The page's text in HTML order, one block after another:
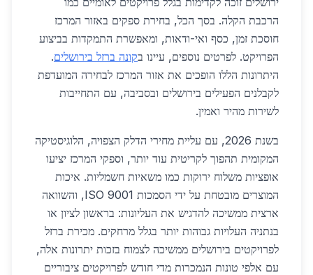
הרכבת הקלה. בסך הכל, בחירת ספקים באזור המרכז
חוסכת זמן, כסף ואי-ודאות, ומאפשרת התמקדות בביצוע
הפרויקט. לפרטים נוספים, עיינו בקונה ברזל בירושלים.
היתרונות הללו הופכים את אזור המרכז לבחירה המועדפת
לקבלנים הפעילים בירושלים ובסביבה, עם התחייבות
לשירות מהיר ואמין.
בשנת 2026, עם עליית מחירי הדלק הצפויה, הלוגיסטיקה
המקומית תהפוך לקריטית עוד יותר, וספקי המרכז יציעו
אופציות משלוח ירוקות כמו משאיות חשמליות. איכות
המוצרים מובטחת על ידי הסמכות ISO 9001, והשוואה
ארצית ממשיכה להדגיש את העליונות: בראשון לציון או
בנתניה העלויות גבוהות יותר בגלל מרחקים. מכירת ברזל
לפרויקטים בירושלים ממשיכה לצמוח בזכות יתרונות אלה,
עם אלפי טונות הנמכרות מדי חודש לפרויקטים ציבוריים